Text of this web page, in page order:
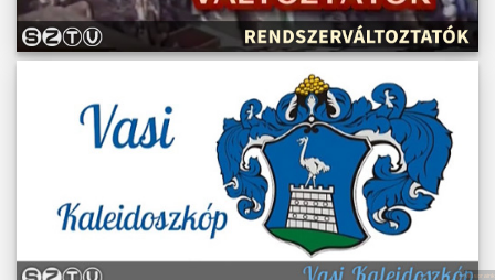
Műsoraink